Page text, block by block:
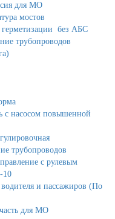
для МО
мостов
без АБС
трубопроводов
с насосом повышенной
трубопроводов
с рулевым
10
и пассажиров (По
для МО